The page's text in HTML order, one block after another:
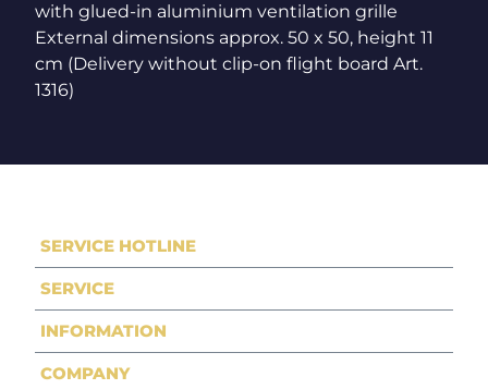
with glued-in aluminium ventilation grille
External dimensions approx. 50 x 50, height 11
cm (Delivery without clip-on flight board Art.
1316)
SERVICE HOTLINE
SERVICE
INFORMATION
COMPANY